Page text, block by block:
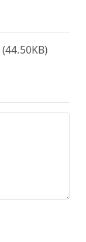
(44.50KB)